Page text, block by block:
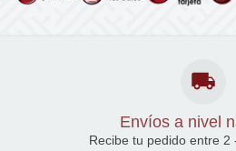
Envíos a nivel
Recibe tu pedido entre 2